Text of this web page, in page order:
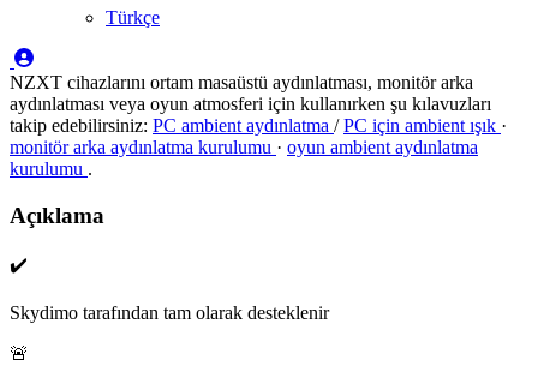
Türkçe
NZXT cihazlarını ortam masaüstü aydınlatması, monitör arka
aydınlatması veya oyun atmosferi için kullanırken şu kılavuzları
takip edebilirsiniz: PC ambient aydınlatma /PC için ambient ışık ·
monitör arka aydınlatma kurulumu · oyun ambient aydınlatma
kurulumu .
Açıklama
✔️
Skydimo tarafından tam olarak desteklenir
🚨